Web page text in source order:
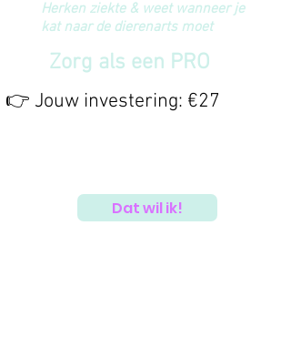
Herken ziekte & weet wanneer je
kat naar de dierenarts moet
Zorg als een PRO
​👉 Jouw investering: €27
Dat wil ik!